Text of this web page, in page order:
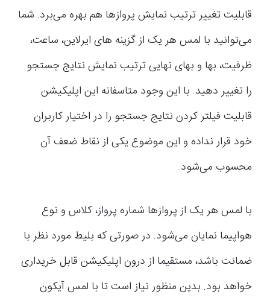
قابلیت تغییر ترتیب نمایش پروازها هم بهره می‌برد. شما
می‌توانید با لمس هر یک از گزینه های ایرلاین، ساعت،
ظرفیت، بها و بهای نهایی ترتیب نمایش نتایج جستجو
را تغییر دهید. با این وجود متاسفانه این اپلیکیشن
قابلیت فیلتر کردن نتایج جستجو را در اختیار کاربران
خود قرار نداده و این موضوع یکی از نقاط ضعف آن
محسوب می‌شود.
با لمس هر یک از پروازها شماره پرواز، کلاس و نوع
هواپیما نمایان می‌شود. در صورتی که بلیط مورد نظر با
ضمانت باشد، مستقیما از درون اپلیکیشن قابل خریداری
خواهد بود. بدین منظور نیاز است تا با لمس آیکون